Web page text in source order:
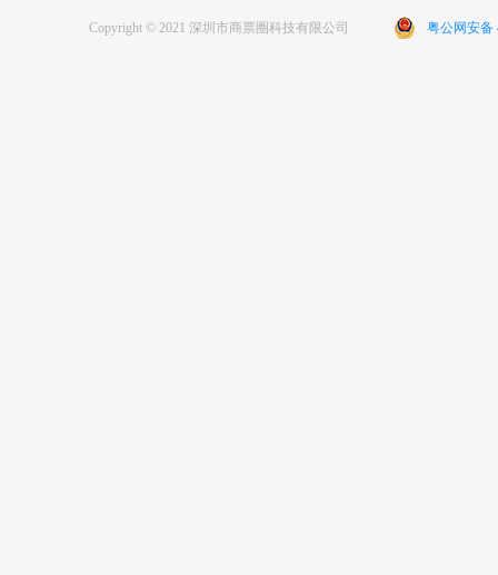
Copyright © 2021 深圳市商票圈科技有限公司 粤公网安备